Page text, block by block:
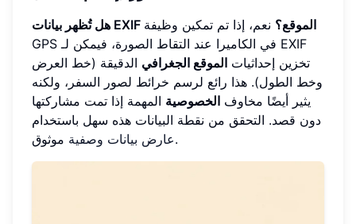
هل تُظهر بيانات EXIF الموقع؟ نعم، إذا تم تمكين وظيفة
GPS في الكاميرا عند التقاط الصورة، فيمكن لـ EXIF
تخزين إحداثيات الموقع الجغرافي الدقيقة (خط العرض
وخط الطول). هذا رائع لرسم خرائط لصور السفر، ولكنه
يثير أيضًا مخاوف الخصوصية المهمة إذا تمت مشاركتها
دون قصد. التحقق من نقطة البيانات هذه سهل باستخدام
عارض بيانات وصفيةموثوق.